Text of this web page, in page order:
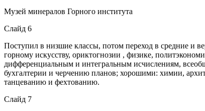
Музей минералов Горного института
Слайд 6
Поступил в низшие классы, потом переход в средние и
горному искусству, ориктогнозии , физике,
дифференциальным и интегральным исчислениям,
бухгалтерии и черчению планов; хорошими: химии,
танцеванию и фехтованию.
Слайд 7